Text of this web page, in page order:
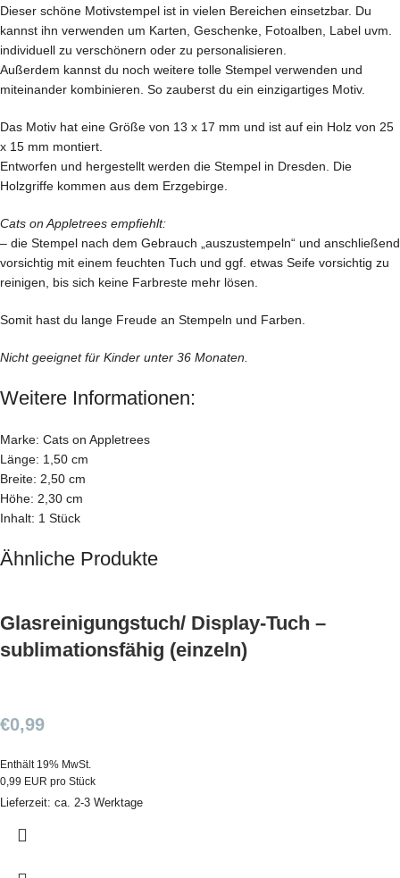
Dieser schöne Motivstempel ist in vielen Bereichen einsetzbar. Du
kannst ihn verwenden um Karten, Geschenke, Fotoalben, Label uvm.
individuell zu verschönern oder zu personalisieren.
Außerdem kannst du noch weitere tolle Stempel verwenden und
miteinander kombinieren. So zauberst du ein einzigartiges Motiv.
Das Motiv hat eine Größe von 13 x 17 mm und ist auf ein Holz von 25
x 15 mm montiert.
Entworfen und hergestellt werden die Stempel in Dresden. Die
Holzgriffe kommen aus dem Erzgebirge.
Cats on Appletrees empfiehlt:
– die Stempel nach dem Gebrauch „auszustempeln“ und anschließend
vorsichtig mit einem feuchten Tuch und ggf. etwas Seife vorsichtig zu
reinigen, bis sich keine Farbreste mehr lösen.
Somit hast du lange Freude an Stempeln und Farben.
Nicht geeignet für Kinder unter 36 Monaten.
Weitere Informationen:
Marke: Cats on Appletrees
Länge: 1,50 cm
Breite: 2,50 cm
Höhe: 2,30 cm
Inhalt: 1 Stück
Ähnliche Produkte
Glasreinigungstuch/ Display-Tuch –
sublimationsfähig (einzeln)
€0,99
Enthält 19% MwSt.
0,99 EUR pro Stück
Lieferzeit: ca. 2-3 Werktage